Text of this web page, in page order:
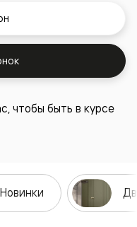
чтобы быть в курсе
Новинки